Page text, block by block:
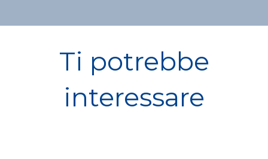
Ti potrebbe
interessare